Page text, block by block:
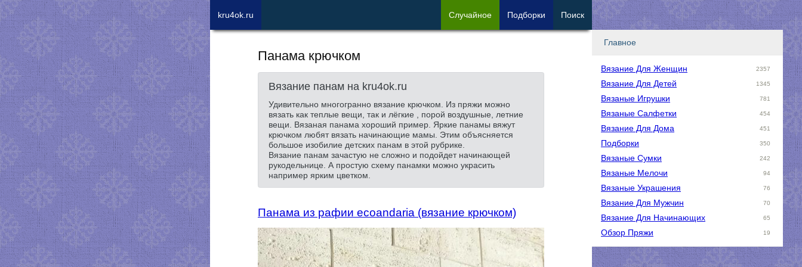
Панама крючком
Вязание панам на kru4ok.ru
Удивительно многогранно вязание крючком. Из пряжи можно
вязать как теплые вещи, так и лёгкие , порой воздушные, летние
вещи. Вязаная панама хороший пример. Яркие панамы вяжут
крючком любят вязать начинающие мамы. Этим объясняется
большое изобилие детских панам в этой рубрике.
Вязание панам зачастую не сложно и подойдет начинающей
рукодельнице. А простую схему панамки можно украсить
например ярким цветком.
Панама из рафии ecoandaria (вязание крючком)
Главное
Вязание Для Женщин 2357
Вязание Для Детей 1345
Вязаные Игрушки 781
Вязаные Салфетки 454
Вязание Для Дома 451
Подборки 350
Вязаные Сумки 242
Вязаные Мелочи 94
Вязаные Украшения 76
Вязание Для Мужчин 70
Вязание Для Начинающих 65
Обзор Пряжи 19
kru4ok.ru Случайное Подборки Поиск